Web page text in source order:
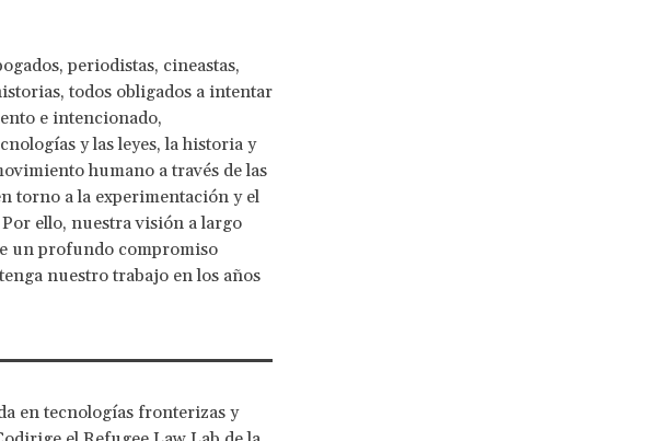
periodistas, cineastas,
todos obligados a intentar
e intencionado,
y las leyes, la historia y
humano a través de las
torno a la experimentación y el
ello, nuestra visión a largo
un profundo compromiso
nuestro trabajo en los años
en tecnologías fronterizas y